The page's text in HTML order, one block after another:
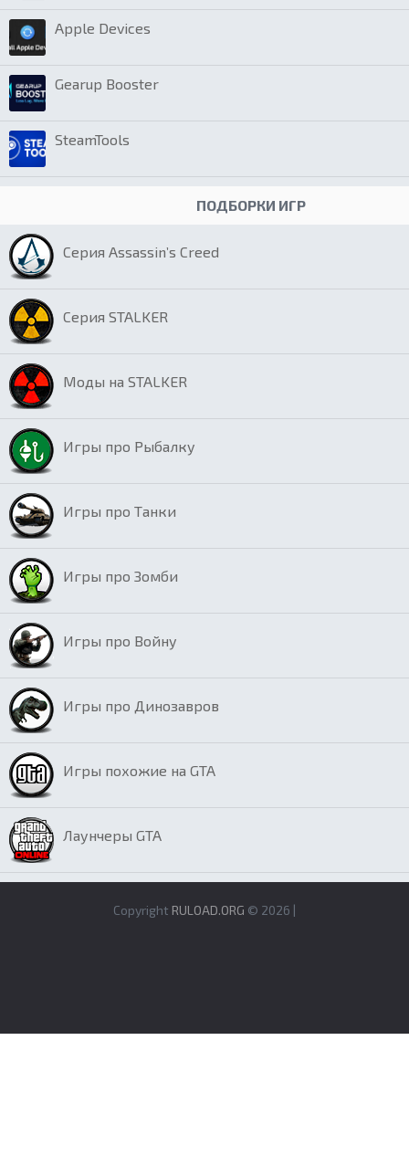
Apple Devices
Gearup Booster
SteamTools
ПОДБОРКИ ИГР
Серия Assassin’s Creed
Серия STALKER
Моды на STALKER
Игры про Рыбалку
Игры про Танки
Игры про Зомби
Игры про Войну
Игры про Динозавров
Игры похожие на GTA
Лаунчеры GTA
Copyright RULOAD.ORG © 2026 |